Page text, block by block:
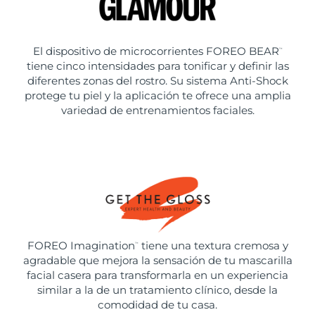
El dispositivo de microcorrientes FOREO BEAR ™
tiene cinco intensidades para tonificar y definir las
diferentes zonas del rostro. Su sistema Anti-Shock
protege tu piel y la aplicación te ofrece una amplia
variedad de entrenamientos faciales.
FOREO Imagination ™
tiene una textura cremosa y
agradable que mejora la sensación de tu mascarilla
facial casera para transformarla en un experiencia
similar a la de un tratamiento clínico, desde la
comodidad de tu casa.